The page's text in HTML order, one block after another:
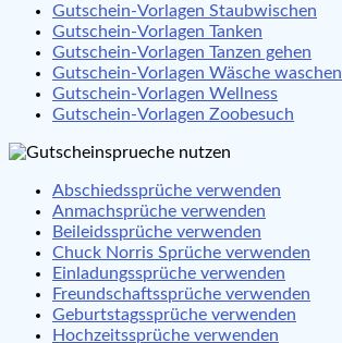
Gutschein-Vorlagen Staubwischen
Gutschein-Vorlagen Tanken
Gutschein-Vorlagen Tanzen gehen
Gutschein-Vorlagen Wäsche waschen
Gutschein-Vorlagen Wellness
Gutschein-Vorlagen Zoobesuch
Abschiedssprüche verwenden
Anmachsprüche verwenden
Beileidssprüche verwenden
Chuck Norris Sprüche verwenden
Einladungssprüche verwenden
Freundschaftssprüche verwenden
Geburtstagssprüche verwenden
Hochzeitssprüche verwenden